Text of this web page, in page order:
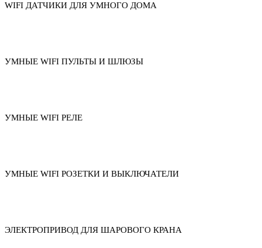
WIFI ДАТЧИКИ ДЛЯ УМНОГО ДОМА
УМНЫЕ WIFI ПУЛЬТЫ И ШЛЮЗЫ
УМНЫЕ WIFI РЕЛЕ
УМНЫЕ WIFI РОЗЕТКИ И ВЫКЛЮЧАТЕЛИ
ЭЛЕКТРОПРИВОД ДЛЯ ШАРОВОГО КРАНА